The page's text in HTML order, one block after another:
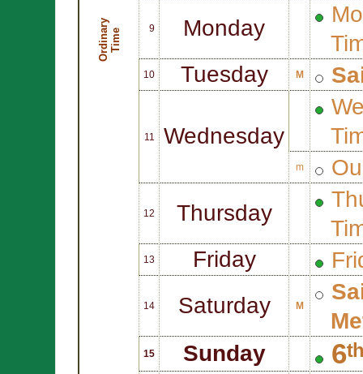
O
r
d
i
na
r
y
T
i
me 9 Monday
10 Tuesday M
11 Wednesday
m
12 Thursday
13 Friday
14 Saturday M
15 Sunday